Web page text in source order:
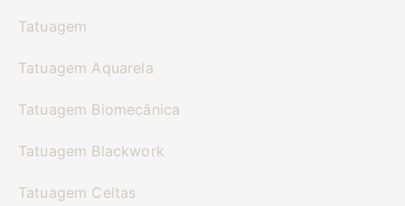
Tatuagem
Tatuagem Aquarela
Tatuagem Biomecânica
Tatuagem Blackwork
Tatuagem Celtas